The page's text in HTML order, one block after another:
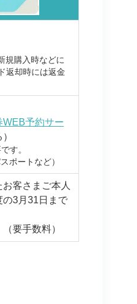
規購入時などに
返却時には返金
WEB予約サー
す。
ポートなど）
客さまご本人
の3月31日まで
要手数料）